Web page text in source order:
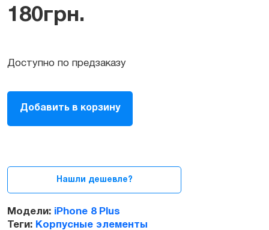
180грн.
Доступно по предзаказу
Лоток
для
сим-
Silver
Добавить в корзину
Нашли дешевле?
Модели: iPhone 8 Plus
Теги: Корпусные элементы